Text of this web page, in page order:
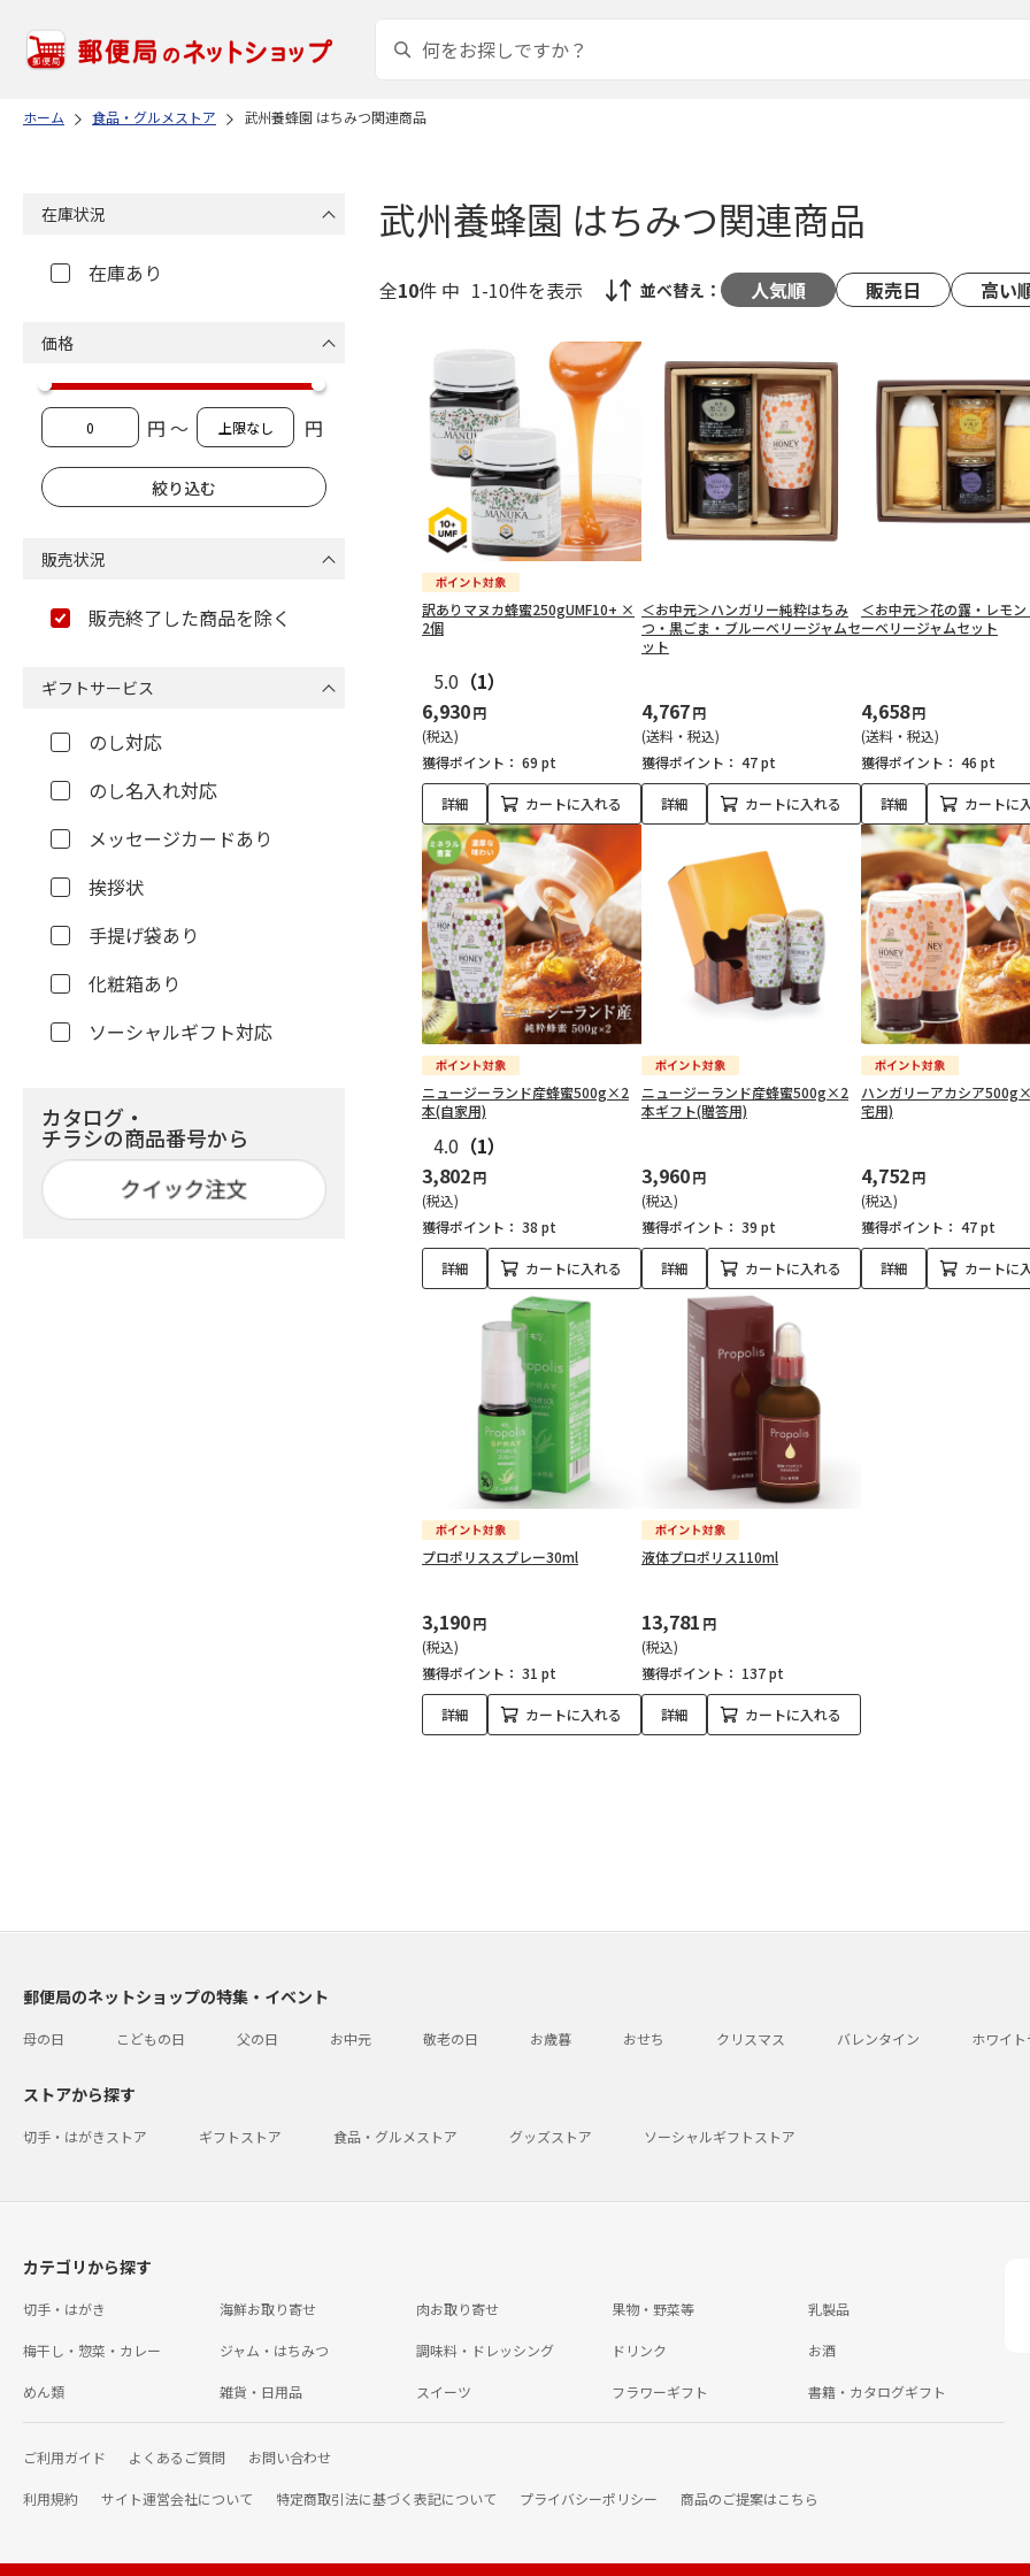
ホーム 食品・グルメストア 武州養蜂園 はちみつ関連商品
武州養蜂園 はちみつ関連商品
全10件 中 1-10件を表示 並べ替え： 人気順 販売日 高い
訳ありマヌカ蜂蜜250gUMF10+ ×
2個
5.0 （1）
6,930円
(税込)
獲得ポイント： 69 pt
詳細 カートに入れる
＜お中元＞ハンガリー純粋はちみ
つ・黒ごま・ブルーベリージャムセ
ット
4,767円
(送料・税込)
獲得ポイント： 47 pt
詳細 カートに入れる
＜お中元＞花の露・レモ
ーベリージャムセット
4,658円
(送料・税込)
獲得ポイント： 46 pt
詳細 カートに
ニュージーランド産蜂蜜500g×2
本(自家用)
4.0 （1）
3,802円
(税込)
獲得ポイント： 38 pt
詳細 カートに入れる
ニュージーランド産蜂蜜500g×2
本ギフト(贈答用)
3,960円
(税込)
獲得ポイント： 39 pt
詳細 カートに入れる
ハンガリーアカシア
宅用)
4,752円
(税込)
獲得ポイント： 47 pt
詳細 カートに
プロポリススプレー30ml
3,190円
(税込)
獲得ポイント： 31 pt
詳細 カートに入れる
液体プロポリス110ml
13,781 円
(税込)
獲得ポイント： 137 pt
詳細 カートに入れる
在庫状況
在庫あり
価格
円 ～ 円
販売状況
販売終了した商品を除く
ギフトサービス
のし対応
のし名入れ対応
メッセージカードあり
挨拶状
手提げ袋あり
化粧箱あり
ソーシャルギフト対応
カタログ・
チラシの商品番号から
郵便局のネットショップの特集・イベント
母の日 こどもの日 父の日 お中元 敬老の日 お歳暮 おせち クリスマス バレンタイン ホワイ
ストアから探す
切手・はがきストア ギフトストア 食品・グルメストア グッズストア ソーシャルギフトストア
カテゴリから探す
切手・はがき 海鮮お取り寄せ 肉お取り寄せ 果物・野菜等 乳製品
梅干し・惣菜・カレー ジャム・はちみつ 調味料・ドレッシング ドリンク お酒
めん類 雑貨・日用品 スイーツ フラワーギフト 書籍・カタログギフト
ご利用ガイド よくあるご質問 お問い合わせ
利用規約 サイト運営会社について 特定商取引法に基づく表記について プライバシーポリシー 商品のご提案はこちら